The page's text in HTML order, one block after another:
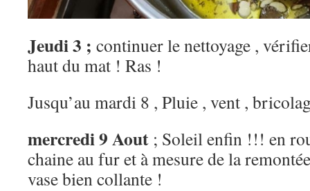
Jeudi 3 ; continuer le nettoyage ,
haut du mat ! Ras !
Jusqu’au mardi 8 , Pluie , vent ,
mercredi 9 Aout ; Soleil enfin !!! en
chaine au fur et à mesure de la
vase bien collante !